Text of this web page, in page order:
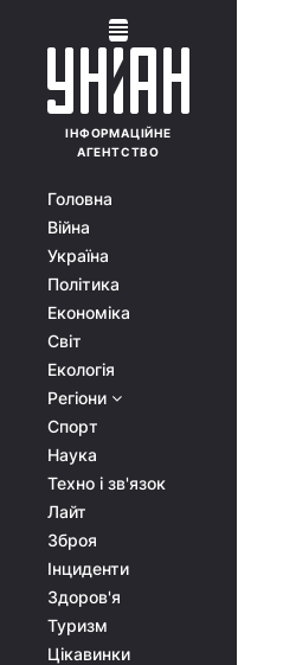
ІНФОРМАЦІЙНЕ
АГЕНТСТВО
Головна
Війна
Україна
Політика
Економіка
Світ
Екологія
Регіони
Спорт
Наука
Техно і зв'язок
Лайт
Зброя
Інциденти
Здоров'я
Туризм
Цікавинки